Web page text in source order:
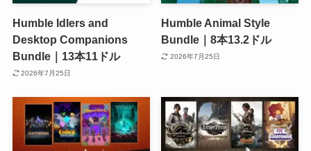
Humble Idlers and
Desktop Companions
Bundle｜13本11ドル
2026年7月25日
Humble Animal Style
Bundle｜8本13.2ドル
2026年7月25日